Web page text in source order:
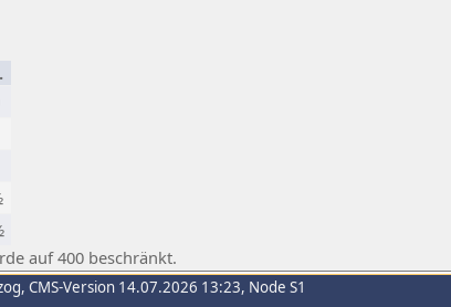
auf 400 beschränkt.
, CMS-Version 14.07.2026 13:23, Node S1